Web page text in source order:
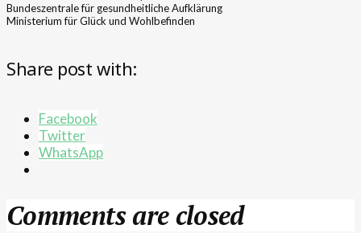
Bundeszentrale für gesundheitliche Aufklärung
Ministerium für Glück und Wohlbefinden
Share post with:
Facebook
Twitter
WhatsApp
Comments are closed